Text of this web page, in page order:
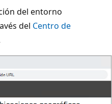
del entorno
del Centro de